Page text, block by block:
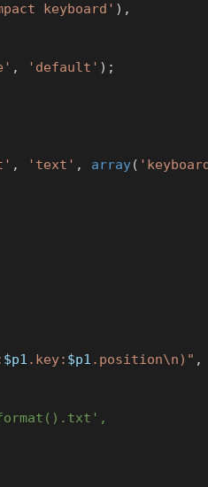
keyboard' ) ,
, 'default' ) ;
, 'text' , array(
$p1 .key: $p1 .position\n)" ,